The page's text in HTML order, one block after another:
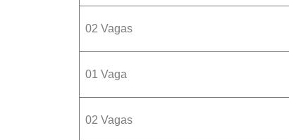
02 Vagas
01 Vaga
02 Vagas